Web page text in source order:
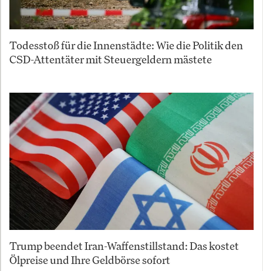
Todesstoß für die Innenstädte: Wie die Politik den
CSD-Attentäter mit Steuergeldern mästete
Trump beendet Iran-Waffenstillstand: Das kostet
Ölpreise und Ihre Geldbörse sofort